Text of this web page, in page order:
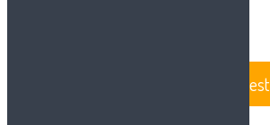
BeautyMesse Vest